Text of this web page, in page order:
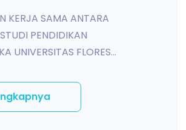
KERJA SAMA ANTARA
PENDIDIKAN
UNIVERSITAS FLORES...